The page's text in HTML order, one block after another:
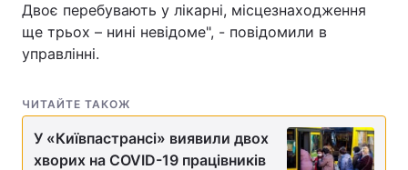
Двоє перебувають у лікарні, місцезнаходження
ще трьох – нині невідоме", - повідомили в
управлінні.
ЧИТАЙТЕ ТАКОЖ
У «Київпастрансі» виявили двох
хворих на COVID-19 працівників